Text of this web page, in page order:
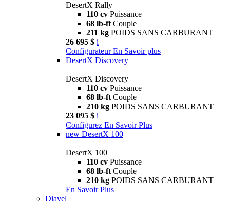
DesertX Rally
110 cv Puissance
68 lb-ft Couple
211 kg POIDS SANS CARBURANT
26 695 $ i
Configurateur En Savoir plus
DesertX Discovery
DesertX Discovery
110 cv Puissance
68 lb-ft Couple
210 kg POIDS SANS CARBURANT
23 095 $ i
Configurez En Savoir Plus
new DesertX 100
DesertX 100
110 cv Puissance
68 lb-ft Couple
210 kg POIDS SANS CARBURANT
En Savoir Plus
Diavel